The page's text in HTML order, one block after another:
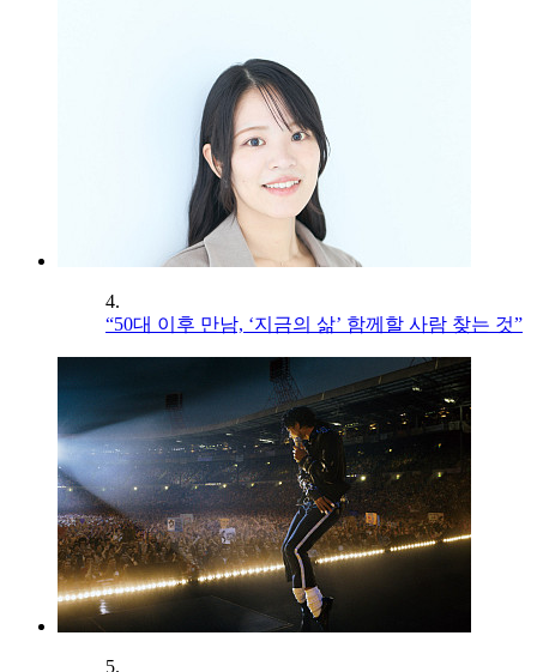
4.
“50대 이후 만남, ‘지금의 삶’ 함께할 사람 찾는 것”
5.